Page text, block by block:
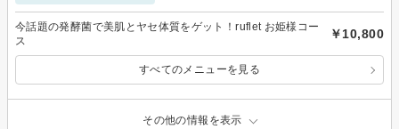
今話題の発酵菌で美肌とヤセ体質をゲット！ruflet お姫様コー
ス
￥10,800
すべてのメニューを見る
その他の情報を表示